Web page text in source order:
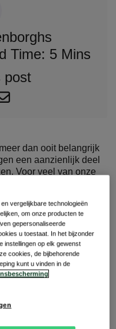
Time: 5 Mins
post
dan ooit belangrijk
een aanzienlijk deel
Voor veel van onze
toonaangevende
om enkele
Cards als een
te
voorzien van de
hogere
vergelijkbare technologieën
om onze producten te
gepersonaliseerde
u toestaat. In het bijzonder
instellingen op elk gewenst
cookies, de bijbehorende
kunt u vinden in de